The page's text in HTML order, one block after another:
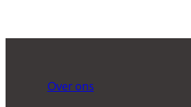
Over ons